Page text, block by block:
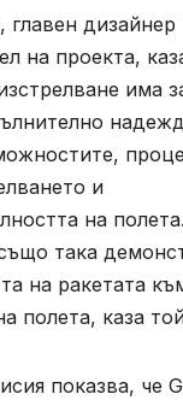
главен дизайнер
на проекта,
има
и
на полета.
така
на ракетата
полета, каза
показва, че